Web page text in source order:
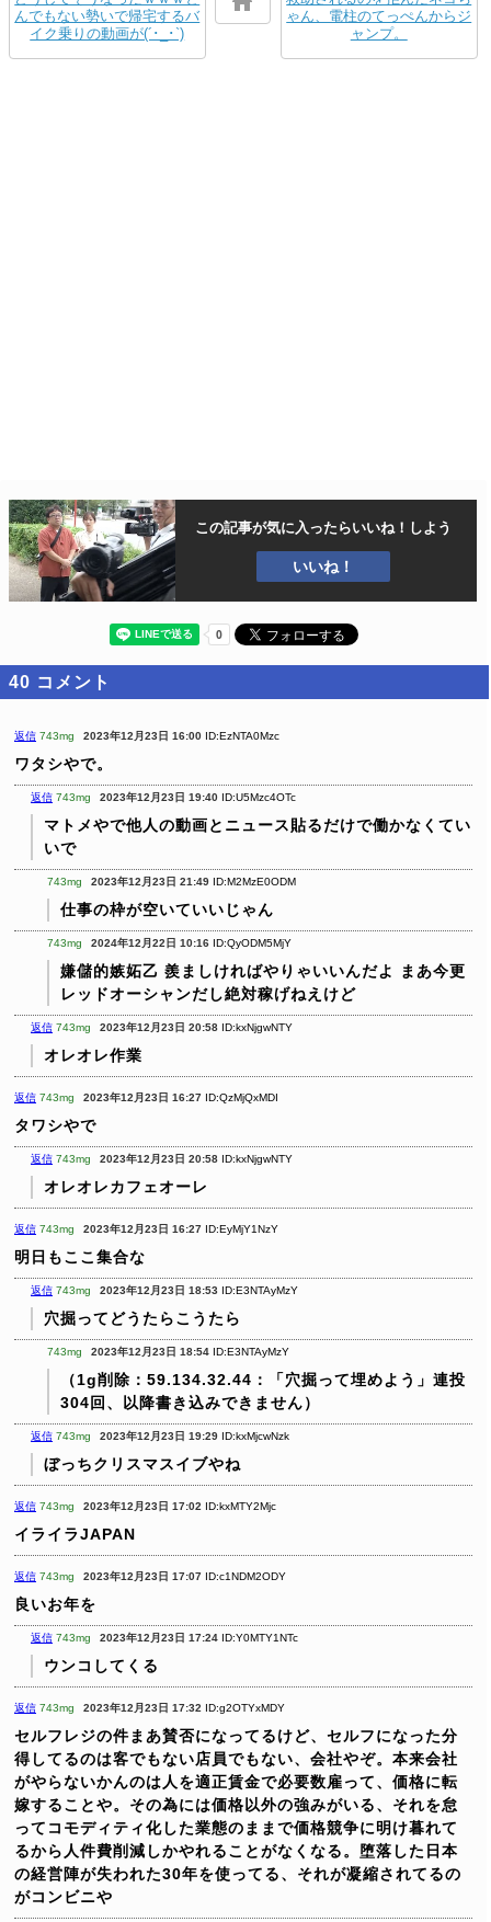
んでもない勢いで帰宅するバ
イク乗りの動画が(´･_･`)
ゃん、電柱のてっぺんからジ
ャンプ。
この記事が気に入ったらいいね！しよう
いいね！
40 コメント
返信 743mg 2023年12月23日 16:00 ID:EzNTA0Mzc
ワタシやで。
返信 743mg 2023年12月23日 19:40 ID:U5Mzc4OTc
マトメやで他人の動画とニュース貼るだけで働かなくてい
いで
743mg 2023年12月23日 21:49 ID:M2MzE0ODM
仕事の枠が空いていいじゃん
743mg 2024年12月22日 10:16 ID:QyODM5MjY
嫌儲的嫉妬乙 羨ましければやりゃいいんだよ
まあ今更
レッドオーシャンだし絶対稼げねえけど
返信 743mg 2023年12月23日 20:58 ID:kxNjgwNTY
オレオレ作業
返信 743mg 2023年12月23日 16:27 ID:QzMjQxMDI
タワシやで
返信 743mg 2023年12月23日 20:58 ID:kxNjgwNTY
オレオレカフェオーレ
返信 743mg 2023年12月23日 16:27 ID:EyMjY1NzY
明日もここ集合な
返信 743mg 2023年12月23日 18:53 ID:E3NTAyMzY
穴掘ってどうたらこうたら
743mg 2023年12月23日 18:54 ID:E3NTAyMzY
（1g削除：59.134.32.44：「穴掘って埋めよう」連投
304回、以降書き込みできません）
返信 743mg 2023年12月23日 19:29 ID:kxMjcwNzk
ぼっちクリスマスイブやね
返信 743mg 2023年12月23日 17:02 ID:kxMTY2Mjc
イライラJAPAN
返信 743mg 2023年12月23日 17:07 ID:c1NDM2ODY
良いお年を
返信 743mg 2023年12月23日 17:24 ID:Y0MTY1NTc
ウンコしてくる
返信 743mg 2023年12月23日 17:32 ID:g2OTYxMDY
セルフレジの件まあ賛否になってるけど、セルフになった分
得してるのは客でもない店員でもない、会社やぞ。本来会社
がやらないかんのは人を適正賃金で必要数雇って、価格に転
嫁することや。その為には価格以外の強みがいる、それを怠
ってコモディティ化した業態のままで価格競争に明け暮れて
るから人件費削減しかやれることがなくなる。堕落した日本
の経営陣が失われた30年を使ってる、それが凝縮されてるの
がコンビニや